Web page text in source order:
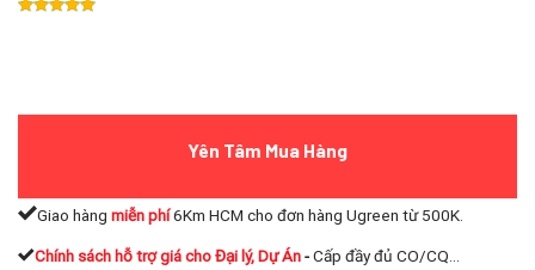
Yên Tâm Mua Hàng
Giao hàng miễn phí6Km HCM cho đơn hàng Ugreen từ 500K.
Chính sách hỗ trợ giá cho Đại lý, Dự Án-Cấp đầy đủ CO/CQ...